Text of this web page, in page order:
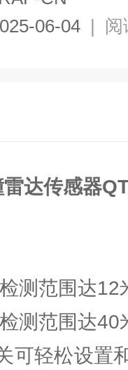
06-04 | 阅
达传感器
测范围达12
测范围达40
可轻松设置